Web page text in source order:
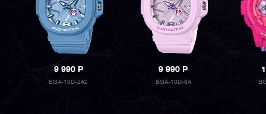
9 990P
BGA-10D-2A2
9 990P
BGA-10D-6A